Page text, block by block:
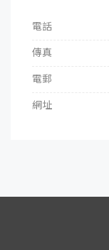
電話
傳真
電郵
網址